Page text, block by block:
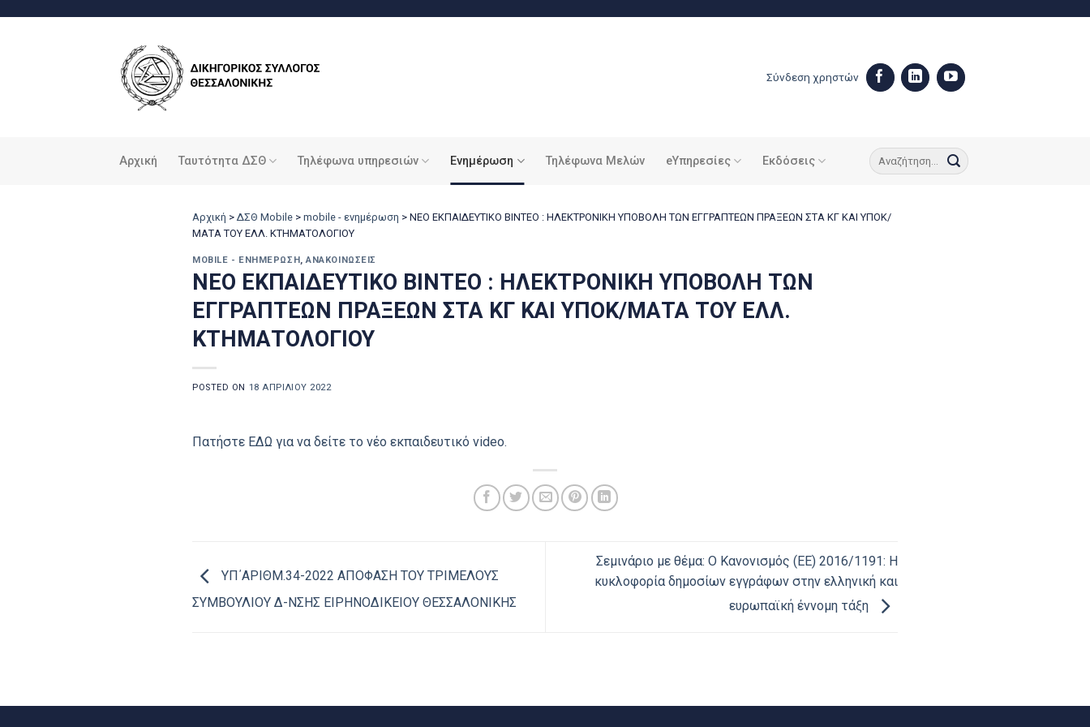
Σύνδεση χρηστών
Αρχική Ταυτότητα ΔΣΘ Τηλέφωνα υπηρεσιών Ενημέρωση Τηλέφωνα Μελών eΥπηρεσίες Εκδόσεις
Αρχική > ΔΣΘ Mobile > mobile - ενημέρωση > ΝΕΟ ΕΚΠΑΙΔΕΥΤΙΚΟ ΒΙΝΤΕΟ : ΗΛΕΚΤΡΟΝΙΚΗ ΥΠΟΒΟΛΗ ΤΩΝ ΕΓΓΡΑΠΤΕΩΝ ΠΡΑΞΕΩΝ ΣΤΑ ΚΓ ΚΑΙ ΥΠΟΚ/
ΜΑΤΑ ΤΟΥ ΕΛΛ. ΚΤΗΜΑΤΟΛΟΓΙΟΥ
MOBILE - ΕΝΗΜΈΡΩΣΗ,ΑΝΑΚΟΙΝΏΣΕΙΣ
ΝΕΟ ΕΚΠΑΙΔΕΥΤΙΚΟ ΒΙΝΤΕΟ : ΗΛΕΚΤΡΟΝΙΚΗ ΥΠΟΒΟΛΗ ΤΩΝ
ΕΓΓΡΑΠΤΕΩΝ ΠΡΑΞΕΩΝ ΣΤΑ ΚΓ ΚΑΙ ΥΠΟΚ/ΜΑΤΑ ΤΟΥ ΕΛΛ.
ΚΤΗΜΑΤΟΛΟΓΙΟΥ
POSTED ON 18 ΑΠΡΙΛΊΟΥ 2022
Πατήστε ΕΔΩ για να δείτε το νέο εκπαιδευτικό video.
ΥΠ΄ΑΡΙΘΜ.34-2022 ΑΠΟΦΑΣΗ ΤΟΥ ΤΡΙΜΕΛΟΥΣ
ΣΥΜΒΟΥΛΙΟΥ Δ-ΝΣΗΣ ΕΙΡΗΝΟΔΙΚΕΙΟΥ ΘΕΣΣΑΛΟΝΙΚΗΣ
Σεμινάριο με θέμα: Ο Κανονισμός (ΕΕ) 2016/1191: Η
κυκλοφορία δημοσίων εγγράφων στην ελληνική και
ευρωπαϊκή έννομη τάξη